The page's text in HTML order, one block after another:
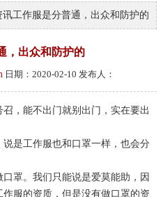
讯工作服是分普通，出众和防护的
，出众和防护的
日期：2020-02-10 发布人：
，能不出门就别出门，实在要出
是工作服也和口罩一样，也会分
罩。我们只能说是爱莫能助，因
服的资质，但是没有做口罩的资